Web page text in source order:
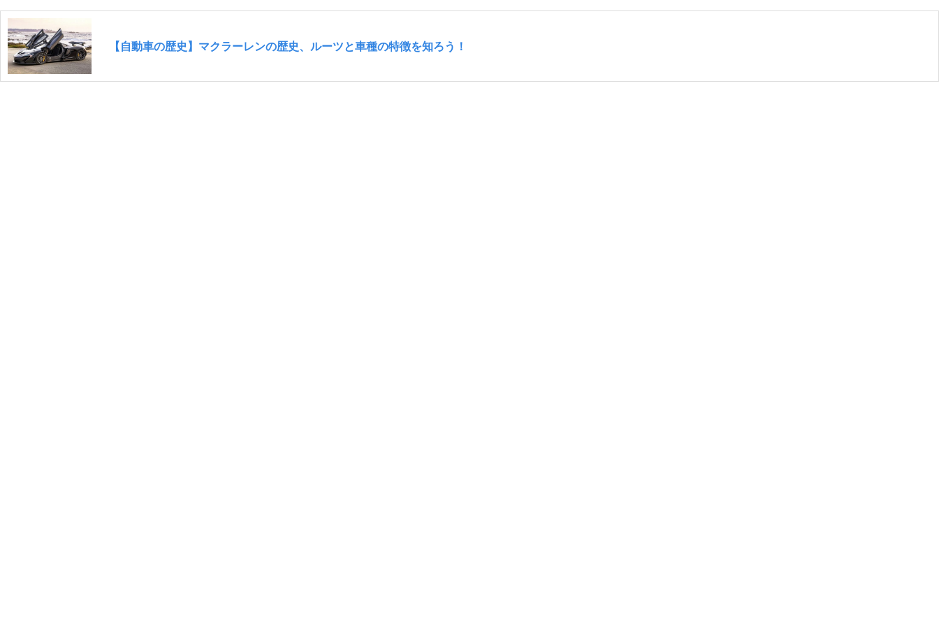
【自動車の歴史】マクラーレンの歴史、ルーツと車種の特徴を知ろう！